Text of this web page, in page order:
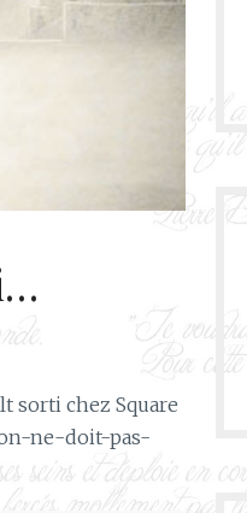
sorti chez Square
ne-doit-pas-